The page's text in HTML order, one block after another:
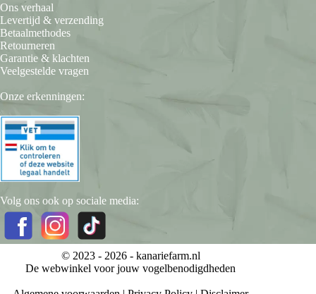
Ons verhaal
Levertijd & verzending
Betaalmethodes
Retourneren
Garantie & klachten
Veelgestelde vragen
Onze erkenningen:
Volg ons ook op sociale media:
© 2023 - 2026 - kanariefarm.nl
De webwinkel voor jouw vogelbenodigdheden